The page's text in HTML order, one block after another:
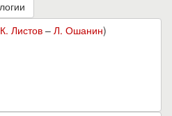
К. Листов – Л. Ошанин)